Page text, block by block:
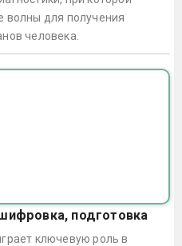
волны для получения
человека.
подготовка
ключевую роль в